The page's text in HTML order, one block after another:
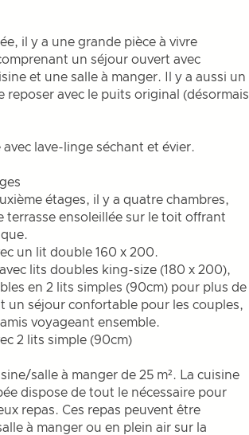
il y a une grande pièce à vivre
un séjour ouvert avec
et une salle à manger. Il y a aussi un
reposer avec le puits original (désormais
avec lave-linge séchant et évier.
étages, il y a quatre chambres,
terrasse ensoleillée sur le toit offrant
un lit double 160 x 200.
lits doubles king-size (180 x 200),
en 2 lits simples (90cm) pour plus de
un séjour confortable pour les couples,
voyageant ensemble.
2 lits simple (90cm)
salle à manger de 25 m². La cuisine
dispose de tout le nécessaire pour
repas. Ces repas peuvent être
à manger ou en plein air sur la